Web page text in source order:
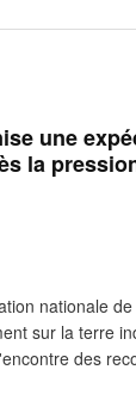
une
la
nationale
sur la terre
des